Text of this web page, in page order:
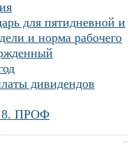
для пятидневной и
и норма рабочего
дивидендов
8. ПРОФ